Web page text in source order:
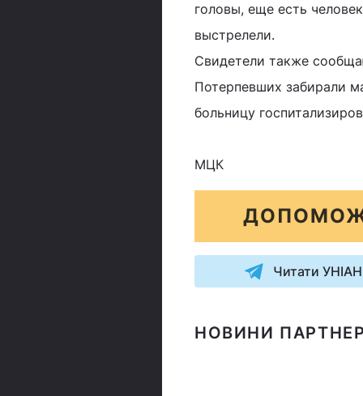
головы, еще есть
выстрелели.
Свидетели также
Потерпевших забирали
больницу
МЦК
Читати
НОВИНИ